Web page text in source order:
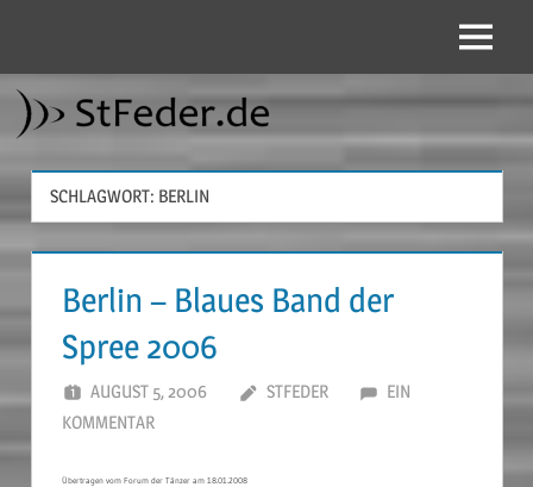
springen
Menü
SCHLAGWORT: BERLIN
Berlin – Blaues Band der
Spree 2006
AUGUST 5, 2006 STFEDER
EIN
KOMMENTAR
Übertragen vom Forum der Tänzer am 18.01.2008